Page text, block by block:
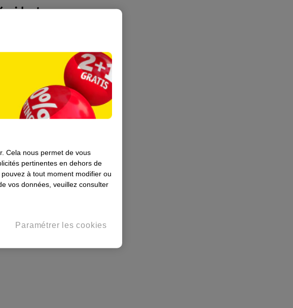
l’entreprise
Cela nous permet de vous
pertinentes en dehors de
pouvez à tout moment modifier ou
vos données, veuillez consulter
Paramétrer les cookies